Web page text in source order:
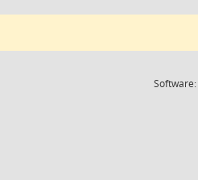
Software: